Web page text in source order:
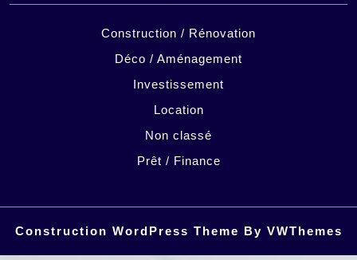
Construction / Rénovation
Déco / Aménagement
Investissement
Location
Non classé
Prêt / Finance
Construction WordPress Theme By VWThemes